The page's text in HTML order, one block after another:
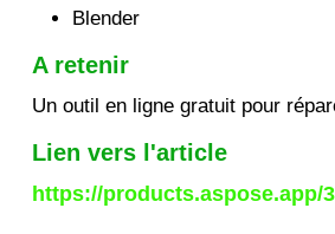
Blender
A retenir
Un outil en ligne gratuit pour
Lien vers l'article
https://